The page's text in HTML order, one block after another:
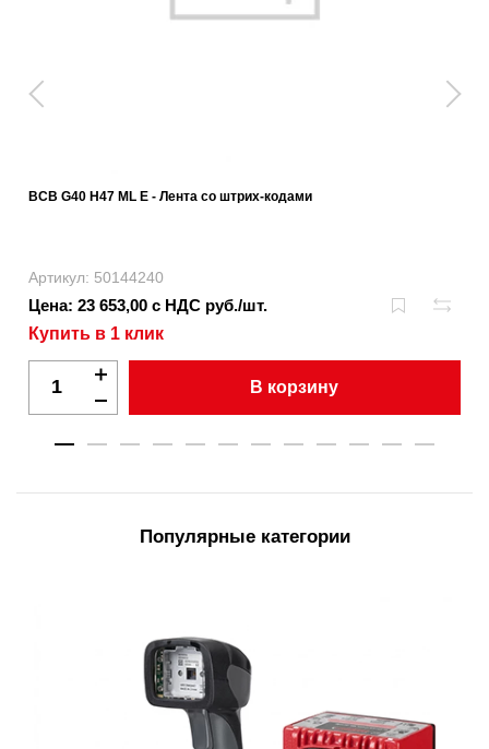
BCB G40 H47 ML E - Лента со штрих-кодами
Артикул: 50144240
Цена: 23 653,00 с НДС руб./шт.
Купить в 1 клик
В корзину
Популярные категории